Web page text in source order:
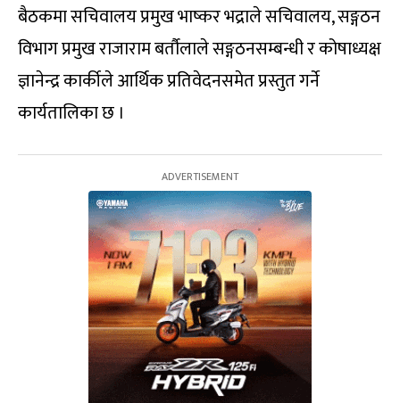
बैठकमा सचिवालय प्रमुख भाष्कर भद्राले सचिवालय, सङ्गठन
विभाग प्रमुख राजाराम बर्तौलाले सङ्गठनसम्बन्धी र कोषाध्यक्ष
ज्ञानेन्द्र कार्कीले आर्थिक प्रतिवेदनसमेत प्रस्तुत गर्ने
कार्यतालिका छ ।